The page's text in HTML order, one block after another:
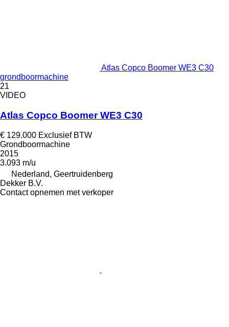
Atlas Copco Boomer WE3 C30
grondboormachine
21
VIDEO
Atlas Copco Boomer WE3 C30
€ 129.000 Exclusief BTW
Grondboormachine
2015
3.093 m/u
Nederland, Geertruidenberg
Dekker B.V.
Contact opnemen met verkoper